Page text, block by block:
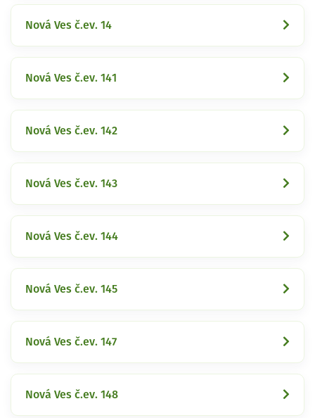
Nová Ves č.ev. 14
Nová Ves č.ev. 141
Nová Ves č.ev. 142
Nová Ves č.ev. 143
Nová Ves č.ev. 144
Nová Ves č.ev. 145
Nová Ves č.ev. 147
Nová Ves č.ev. 148